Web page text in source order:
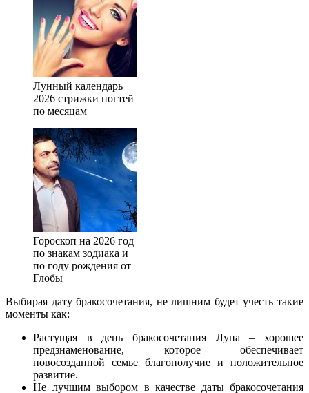
Лунный календарь
2026 стрижки ногтей
по месяцам
Гороскоп на 2026 год
по знакам зодиака и
по году рождения от
Глобы
Выбирая дату бракосочетания, не лишним будет учесть такие
моменты как:
Растущая в день бракосочетания Луна – хорошее
предзнаменование, которое обеспечивает
новосозданной семье благополучие и положительное
развитие.
Не лучшим выбором в качестве даты бракосочетания